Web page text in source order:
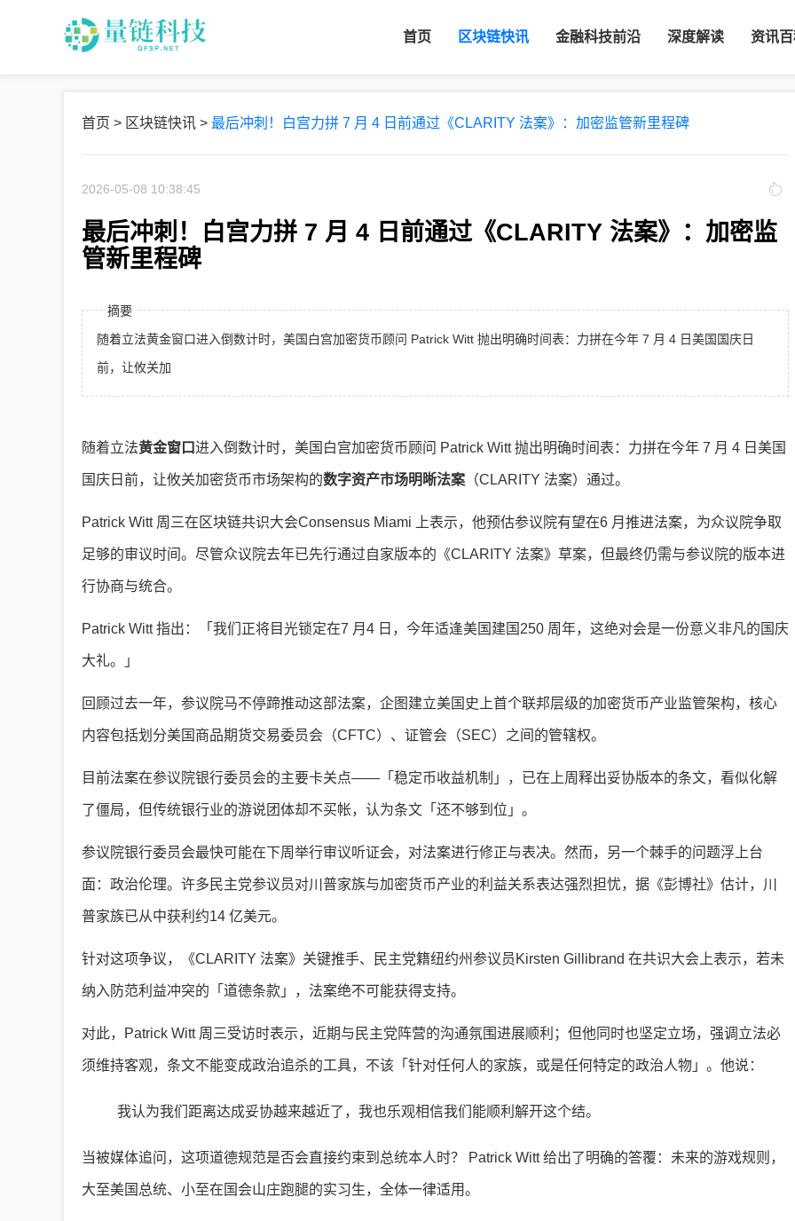
首页 区块链快讯 金融科技前沿 深度解读 资讯
首页 > 区块链快讯 > 最后冲刺！白宫力拼 7 月 4 日前通过《CLARITY 法案》：加密监管新里程碑
2026-05-08 10:38:45
最后冲刺！白宫力拼 7 月 4 日前通过《CLARITY 法案》：加密监
管新里程碑
摘要
随着立法黄金窗口进入倒数计时，美国白宫加密货币顾问 Patrick Witt 抛出明确时间表：力拼在今年 7 月 4 日美国国庆日
前，让攸关加
随着立法黄金窗口进入倒数计时，美国白宫加密货币顾问 Patrick Witt 抛出明确时间表：力拼在今年 7 月 4 日美国
国庆日前，让攸关加密货币市场架构的数字资产市场明晰法案 （CLARITY 法案）通过。
Patrick Witt 周三在区块链共识大会Consensus Miami 上表示，他预估参议院有望在6 月推进法案，为众议院争取
足够的审议时间。尽管众议院去年已先行通过自家版本的《CLARITY 法案》草案，但最终仍需与参议院的版本进
行协商与统合。
Patrick Witt 指出：「我们正将目光锁定在7 月4 日，今年适逢美国建国250 周年，这绝对会是一份意义非凡的国庆
大礼。」
回顾过去一年，参议院马不停蹄推动这部法案，企图建立美国史上首个联邦层级的加密货币产业监管架构，核心
内容包括划分美国商品期货交易委员会（CFTC）、证管会（SEC）之间的管辖权。
目前法案在参议院银行委员会的主要卡关点——「稳定币收益机制」，已在上周释出妥协版本的条文，看似化解
了僵局，但传统银行业的游说团体却不买帐，认为条文「还不够到位」。
参议院银行委员会最快可能在下周举行审议听证会，对法案进行修正与表决。然而，另一个棘手的问题浮上台
面：政治伦理。许多民主党参议员对川普家族与加密货币产业的利益关系表达强烈担忧，据《彭博社》估计，川
普家族已从中获利约14 亿美元。
针对这项争议，《CLARITY 法案》关键推手、民主党籍纽约州参议员Kirsten Gillibrand 在共识大会上表示，若未
纳入防范利益冲突的「道德条款」，法案绝不可能获得支持。
对此，Patrick Witt 周三受访时表示，近期与民主党阵营的沟通氛围进展顺利；但他同时也坚定立场，强调立法必
须维持客观，条文不能变成政治追杀的工具，不该「针对任何人的家族，或是任何特定的政治人物」。他说：
我认为我们距离达成妥协越来越近了，我也乐观相信我们能顺利解开这个结。
当被媒体追问，这项道德规范是否会直接约束到总统本人时？ Patrick Witt 给出了明确的答覆：未来的游戏规则，
大至美国总统、小至在国会山庄跑腿的实习生，全体一律适用。